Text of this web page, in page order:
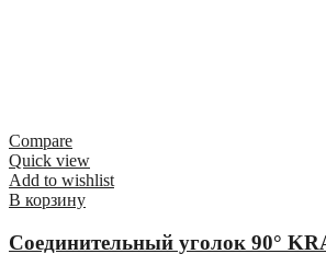
Compare
Quick view
Add to wishlist
В корзину
Соединительный уголок 90°